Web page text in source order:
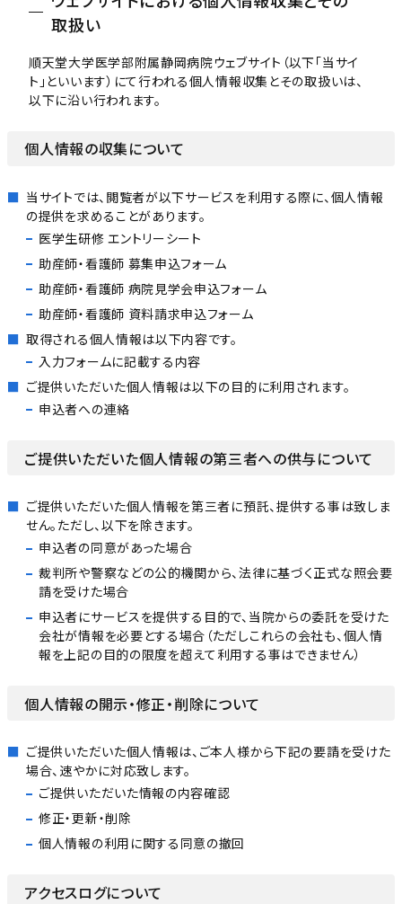
取扱い
順天堂大学医学部附属静岡病院ウェブサイト（以下「当サイ
ト」といいます）にて行われる個人情報収集とその取扱いは、
以下に沿い行われます。
個人情報の収集について
当サイトでは、閲覧者が以下サービスを利用する際に、個人情報
の提供を求めることがあります。
医学生研修 エントリーシート
助産師・看護師 募集申込フォーム
助産師・看護師 病院見学会申込フォーム
助産師・看護師 資料請求申込フォーム
取得される個人情報は以下内容です。
入力フォームに記載する内容
ご提供いただいた個人情報は以下の目的に利用されます。
申込者への連絡
ご提供いただいた個人情報の第三者への供与について
ご提供いただいた個人情報を第三者に預託、提供する事は致しま
せん。ただし、以下を除きます。
申込者の同意があった場合
裁判所や警察などの公的機関から、法律に基づく正式な照会要
請を受けた場合
申込者にサービスを提供する目的で、当院からの委託を受けた
会社が情報を必要とする場合（ただしこれらの会社も、個人情
報を上記の目的の限度を超えて利用する事はできません）
個人情報の開示・修正・削除について
ご提供いただいた個人情報は、ご本人様から下記の要請を受けた
場合、速やかに対応致します。
ご提供いただいた情報の内容確認
修正・更新・削除
個人情報の利用に関する同意の撤回
アクセスログについて